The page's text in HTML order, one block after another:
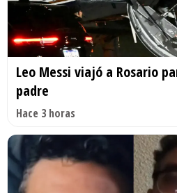
Leo Messi viajó a Rosario
padre
Hace 3 horas